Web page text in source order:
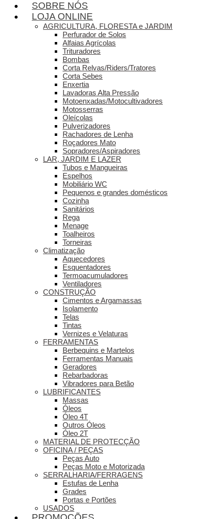
SOBRE NÓS
LOJA ONLINE
AGRICULTURA, FLORESTA e JARDIM
Perfurador de Solos
Alfaias Agrícolas
Trituradores
Bombas
Corta Relvas/Riders/Tratores
Corta Sebes
Enxertia
Lavadoras Alta Pressão
Motoenxadas/Motocultivadores
Motosserras
Oleícolas
Pulverizadores
Rachadores de Lenha
Roçadores Mato
Sopradores/Aspiradores
LAR, JARDIM E LAZER
Tubos e Mangueiras
Espelhos
Mobiliário WC
Pequenos e grandes domésticos
Cozinha
Sanitários
Rega
Menage
Toalheiros
Torneiras
Climatização
Aquecedores
Esquentadores
Termoacumuladores
Ventiladores
CONSTRUÇÃO
Cimentos e Argamassas
Isolamento
Telas
Tintas
Vernizes e Velaturas
FERRAMENTAS
Berbequins e Martelos
Ferramentas Manuais
Geradores
Rebarbadoras
Vibradores para Betão
LUBRIFICANTES
Massas
Óleos
Óleo 4T
Outros Óleos
Óleo 2T
MATERIAL DE PROTECÇÃO
OFICINA / PEÇAS
Peças Auto
Peças Moto e Motorizada
SERRALHARIA/FERRAGENS
Estufas de Lenha
Grades
Portas e Portões
USADOS